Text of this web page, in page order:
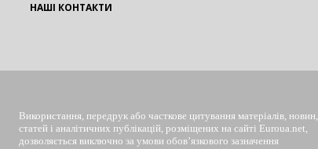
НАШІ КОНТАКТИ
Використання, передрук або часткове цитування матеріалів, новин,
статей і аналітичних публікацій, розміщених на сайті Euroua.net,
дозволяється виключно за умови обов’язкового зазначення